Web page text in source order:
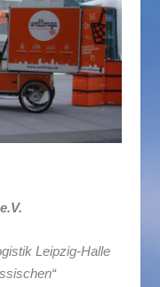
Leipzig-Halle